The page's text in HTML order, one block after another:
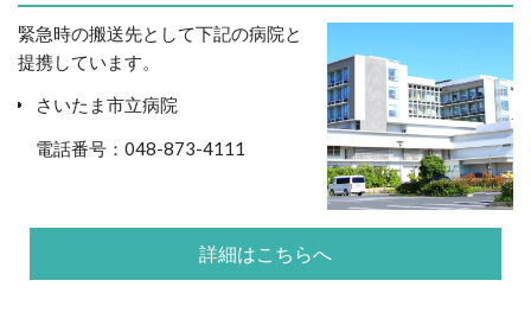
緊急時の搬送先として下記の病院と
提携しています。
さいたま市立病院
電話番号：048-873-4111
詳細はこちらへ